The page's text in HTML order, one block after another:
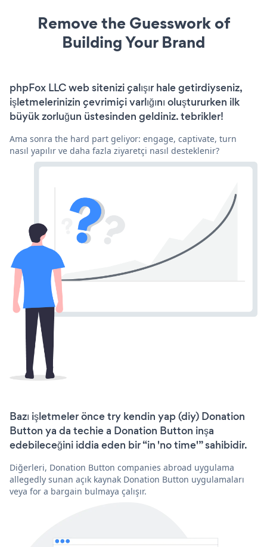
Remove the Guesswork of
Building Your Brand
phpFox LLC web sitenizi çalışır hale getirdiyseniz,
işletmelerinizin çevrimiçi varlığını oluştururken ilk
büyük zorluğun üstesinden geldiniz. tebrikler!
Ama sonra the hard part geliyor: engage, captivate, turn
nasıl yapılır ve daha fazla ziyaretçi nasıl desteklenir?
Bazı işletmeler önce try kendin yap (diy) Donation
Button ya da techie a Donation Button inşa
edebileceğini iddia eden bir “in 'no time'” sahibidir.
Diğerleri, Donation Button companies abroad uygulama
allegedly sunan açık kaynak Donation Button uygulamaları
veya for a bargain bulmaya çalışır.